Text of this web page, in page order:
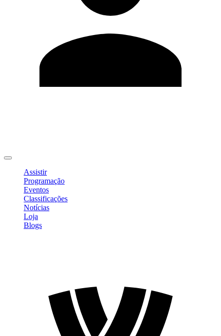
Assistir
Programação
Eventos
Classificações
Notícias
Loja
Blogs